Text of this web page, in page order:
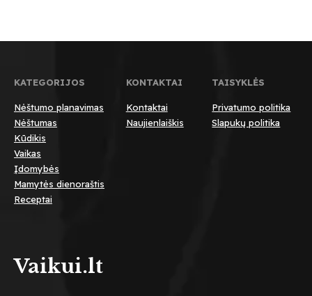
KATEGORIJOS
Nėštumo planavimas
Nėštumas
Kūdikis
Vaikas
Įdomybės
Mamytės dienoraštis
Receptai
KONTAKTAI
Kontaktai
Naujienlaiškis
TAISYKLĖS
Privatumo politika
Slapukų politika
Vaikui.lt